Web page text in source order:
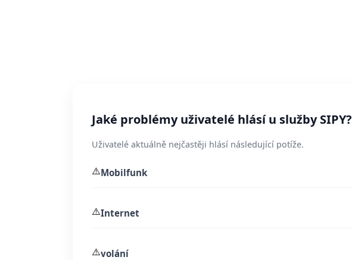
Jaké problémy uživatelé hlásí u služby SIPY?
Uživatelé aktuálně nejčastěji hlásí následující potíže.
⚠️Mobilfunk
⚠️Internet
⚠️volání